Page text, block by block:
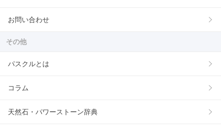
お問い合わせ
その他
パスクルとは
コラム
天然石・パワーストーン辞典